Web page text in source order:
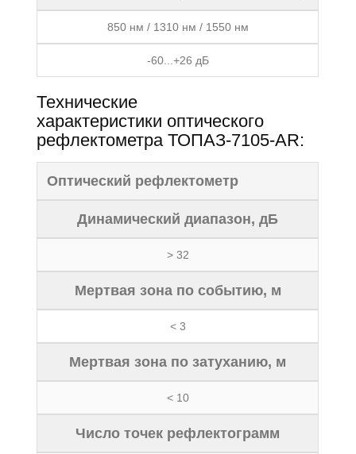
850 нм / 1310 нм / 1550 нм
-60...+26 дБ
Технические
характеристики оптического
рефлектометра ТОПАЗ-7105-AR:
Оптический рефлектометр
Динамический диапазон, дБ
> 32
Мертвая зона по событию, м
< 3
Мертвая зона по затуханию, м
< 10
Число точек рефлектограмм